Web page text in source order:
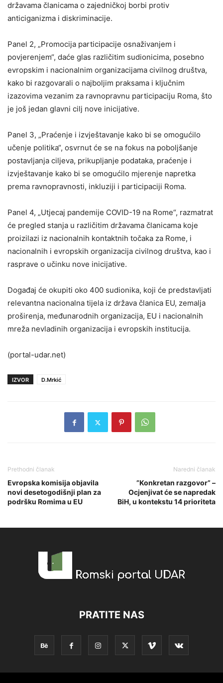
državama članicama o zajedničkoj borbi protiv
anticiganizma i diskriminacije.
Panel 2, „Promocija participacije osnaživanjem i
povjerenjem“, daće glas različitim sudionicima, posebno
evropskim i nacionalnim organizacijama civilnog društva,
kako bi razgovarali o najboljim praksama i ključnim
izazovima vezanim za ravnopravnu participaciju Roma, što
je još jedan glavni cilj nove inicijative.
Panel 3, „Praćenje i izvještavanje kako bi se omogućilo
učenje politika“, osvrnut će se na fokus na poboljšanje
postavljanja ciljeva, prikupljanje podataka, praćenje i
izvještavanje kako bi se omogućilo mjerenje napretka
prema ravnopravnosti, inkluziji i participaciji Roma.
Panel 4, „Utjecaj pandemije COVID-19 na Rome“, razmatrat
će pregled stanja u različitim državama članicama koje
proizilazi iz nacionalnih kontaktnih točaka za Rome, i
nacionalnih i evropskih organizacija civilnog društva, kao i
rasprave o učinku nove inicijative.
Događaj će okupiti oko 400 sudionika, koji će predstavljati
relevantna nacionalna tijela iz država članica EU, zemalja
proširenja, međunarodnih organizacija, EU i nacionalnih
mreža nevladinih organizacija i evropskih institucija.
(portal-udar.net)
IZVOR D.Mrkić
Prethodni članak
Evropska komisija objavila
novi desetogodišnji plan za
podršku Romima u EU
Naredni članak
”Konkretan razgovor” –
Ocjenjivat će se napredak
BiH, u kontekstu 14 prioriteta
PRATITE NAS